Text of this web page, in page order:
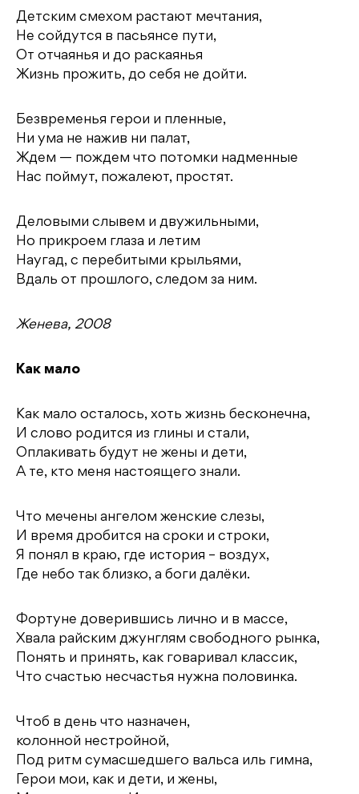
Детским смехом растают мечтания,
Не сойдутся в пасьянсе пути,
От отчаянья и до раскаянья
Жизнь прожить, до себя не дойти.
Безвременья герои и пленные,
Ни ума не нажив ни палат,
Ждем — пождем что потомки надменные
Нас поймут, пожалеют, простят.
Деловыми слывем и двужильными,
Но прикроем глаза и летим
Наугад, с перебитыми крыльями,
Вдаль от прошлого, следом за ним.
Женева, 2008
Как мало
Как мало осталось, хоть жизнь бесконечна,
И слово родится из глины и стали,
Оплакивать будут не жены и дети,
А те, кто меня настоящего знали.
Что мечены ангелом женские слезы,
И время дробится на сроки и строки,
Я понял в краю, где история – воздух,
Где небо так близко, а боги далёки.
Фортуне доверившись лично и в массе,
Хвала райским джунглям свободного рынка,
Понять и принять, как говаривал классик,
Что счастью несчастья нужна половинка.
Чтоб в день что назначен,
колонной нестройной,
Под ритм сумасшедшего вальса иль гимна,
Герои мои, как и дети, и жены,